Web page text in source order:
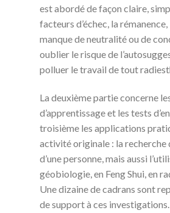
est abordé de façon claire,
facteurs d’échec, la rémanence,
manque de neutralité ou de
oublier le risque de
polluer le travail de tout
La deuxième partie concerne
d’apprentissage et les tests
troisième les applications
activité originale : la recherche
d’une personne, mais aussi
géobiologie, en Feng Shui, en
Une dizaine de cadrans sont
de support à ces